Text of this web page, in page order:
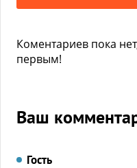
Коментариев пока
первым!
Ваш
Гость